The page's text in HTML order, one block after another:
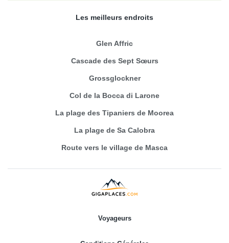
Les meilleurs endroits
Glen Affric
Cascade des Sept Sœurs
Grossglockner
Col de la Bocca di Larone
La plage des Tipaniers de Moorea
La plage de Sa Calobra
Route vers le village de Masca
Voyageurs